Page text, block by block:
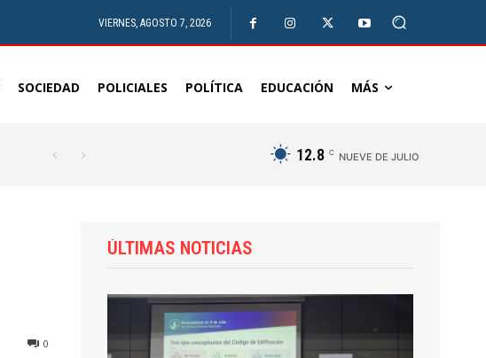
VIERNES, AGOSTO 7, 2026
SOCIEDAD POLICIALES POLÍTICA EDUCACIÓN MÁS
12.8 C NUEVE DE JULIO
0
ÚLTIMAS NOTICIAS